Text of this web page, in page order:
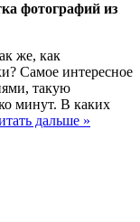
фотографий из
же, как
Самое интересное
такую
минут. В каких
дальше »